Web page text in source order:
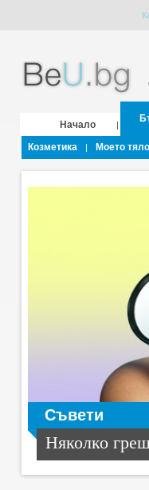
Начало |
Козметика
| Моето тяло
Съвети
Няколко